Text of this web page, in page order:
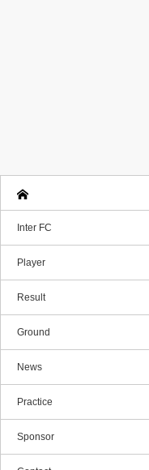
Inter FC
Player
Result
Ground
News
Practice
Sponsor